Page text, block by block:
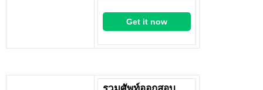
Get it now